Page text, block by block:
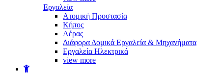
Εργαλεία
Aτομική Προστασία
Kήπος
Αέρας
Διάφορα Δομικά Εργαλεία & Μηχανήματα
Εργαλεία Ηλεκτρικά
view more